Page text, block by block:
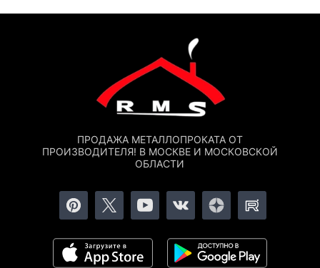
ПРОДАЖА МЕТАЛЛОПРОКАТА ОТ
ПРОИЗВОДИТЕЛЯ! В МОСКВЕ И МОСКОВСКОЙ
ОБЛАСТИ